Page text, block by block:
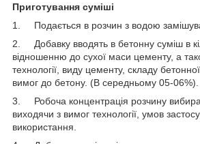
Приготування суміші
1. Подається в розчин з водою
2. Добавку вводять в бетонну суміш в
відношенню до сухої маси цементу, а
технології, виду цементу, складу бетонної
вимог до бетону. (В середньому 05-06%).
3. Робоча концентрація розчину
виходячи з вимог технології, умов
використання.